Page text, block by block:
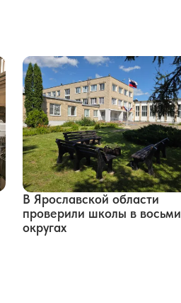
В Ярославской области
проверили школы в восьми
округах